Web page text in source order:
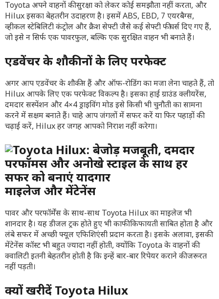
Toyota अपने वाहनों की सुरक्षा को लेकर कोई समझौता नहीं करता, और
Hilux इसका बेहतरीन उदाहरण है। इसमें ABS, EBD, 7 एयरबैग्स,
व्हीकल स्टेबिलिटी कंट्रोल और क्रैश सेफ्टी जैसे कई सेफ्टी फीचर्स दिए गए हैं,
जो इसे न सिर्फ एक पावरफुल, बल्कि एक सुरक्षित वाहन भी बनाते हैं।
एडवेंचर के शौकीनों के लिए परफेक्ट
अगर आप एडवेंचर के शौकीन हैं और ऑफ-रोडिंग का मजा लेना चाहते हैं, तो
Hilux आपके लिए एक परफेक्ट विकल्प है। इसका हाई ग्राउंड क्लीयरेंस,
दमदार सस्पेंशन और 4×4 ड्राइविंग मोड इसे किसी भी चुनौती का सामना
करने में सक्षम बनाते हैं। चाहे आप जंगलों में सफर करें या फिर पहाड़ों की
चढ़ाई करें, Hilux हर जगह आपको निराश नहीं करेगा।
माइलेज और मेंटेनेंस
पावर और परफॉर्मेंस के साथ-साथ Toyota Hilux का माइलेज भी
शानदार है। यह डीजल ट्रक होते हुए भी काफी किफायती साबित होता है और
लंबे सफर में अच्छी फ्यूल एफिशिएंसी प्रदान करता है। इसके अलावा, इसकी
मेंटेनेंस कॉस्ट भी बहुत ज्यादा नहीं होती, क्योंकि Toyota के वाहनों की
क्वालिटी इतनी बेहतरीन होती है कि इन्हें बार-बार रिपेयर कराने की जरूरत
नहीं पड़ती।
क्यों खरीदें Toyota Hilux